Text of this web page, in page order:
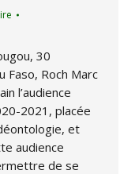
30
Roch Marc
l’audience
2021‬, placée
et
audience
de se